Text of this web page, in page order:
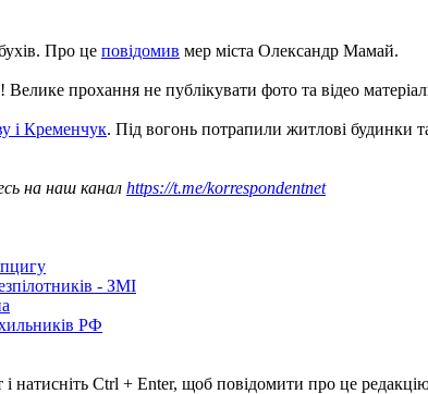
Про це повідомив мер міста Олександр Мамай.
прохання не публікувати фото та відео
і Кременчук. Під вогонь потрапили житлові будинки
на наш канал https://t.me/korrespondentnet
- ЗМІ
РФ
натисніть Ctrl + Enter, щоб повідомити про це